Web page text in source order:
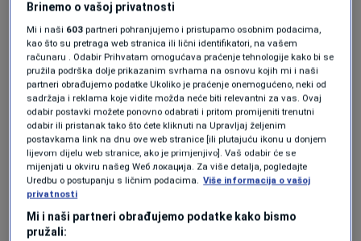
Za svaku priliku: Zapečeni špinat na
maslacu s hrskavim kockicama kruha
COOKING|27. dec. |
Ovih deset vrsta voća i povrća
najzagađenije je pesticidima
ZDRAVLJE|22. okt.|
Brinemo o vašoj privatnosti
Mi i naši 603 partneri pohranjujemo i pristupamo osobnim podacima,
kao što su pretraga web stranica ili lični identifikatori, na vašem
računaru . Odabir Prihvatam omogućava praćenje tehnologije kako bi se
pružila podrška dolje prikazanim svrhama na osnovu kojih mi i naši
partneri obrađujemo podatke Ukoliko je praćenje onemogućeno, neki od
sadržaja i reklama koje vidite možda neće biti relevantni za vas. Ovaj
odabir postavki možete ponovno odabrati i pritom promijeniti trenutni
odabir ili pristanak tako što ćete kliknuti na Upravljaj željenim
postavkama link na dnu ove web stranice [ili plutajuću ikonu u donjem
lijevom dijelu web stranice, ako je primjenjivo]. Vaš odabir će se
mijenjati u okviru našeg Wеб локација. Za više detalja, pogledajte
Uredbu o postupanju s ličnim podacima. Više informacija o vašoj
privatnosti
Mi i naši partneri obrađujemo podatke kako bismo
pružali: